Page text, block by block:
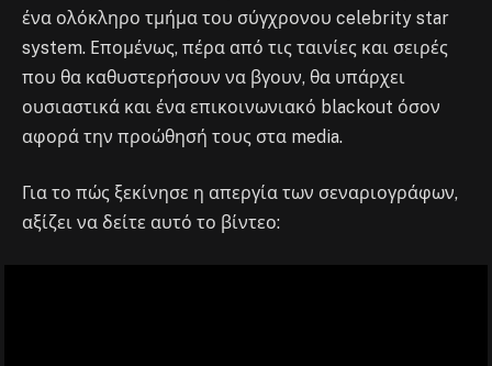
ένα ολόκληρο τμήμα του σύγχρονου celebrity star
system. Επομένως, πέρα από τις ταινίες και σειρές
που θα καθυστερήσουν να βγουν, θα υπάρχει
ουσιαστικά και ένα επικοινωνιακό blackout όσον
αφορά την προώθησή τους στα media.
Για το πώς ξεκίνησε η απεργία των σεναριογράφων,
αξίζει να δείτε αυτό το βίντεο: